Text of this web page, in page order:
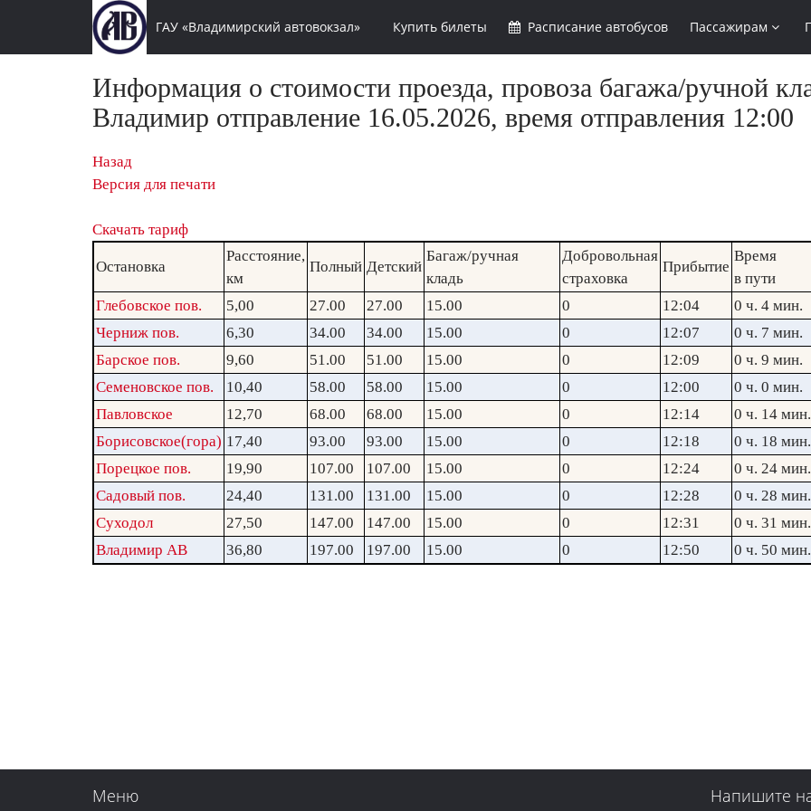
ГАУ «Владимирский автовокзал» Купить билеты Расписание автобусов Пассажирам
Информация о стоимости проезда, провоза багажа/ручной
Владимир отправление 16.05.2026, время отправления 12:00
Назад
Версия для печати
Скачать тариф
Остановка
Расстояние,
км
Полный Детский
Багаж/ручная
кладь
Добровольная
страховка
Прибытие
Время
в пути
Глебовское пов.
5,00 27.00 27.00 15.00 0 12:04
0 ч. 4 мин.
Черниж пов.
6,30 34.00 34.00 15.00 0 12:07
0 ч. 7 мин.
Барское пов.
9,60 51.00 51.00 15.00 0 12:09
0 ч. 9 мин.
Семеновское пов.
10,40 58.00 58.00 15.00 0 12:00
0 ч. 0 мин.
Павловское
12,70 68.00 68.00 15.00 0 12:14
0 ч. 14 мин.
Борисовское(гора) 17,40 93.00 93.00 15.00 0 12:18
0 ч. 18 мин.
Порецкое пов.
19,90 107.00 107.00 15.00 0 12:24
0 ч. 24 мин.
Садовый пов.
24,40 131.00 131.00 15.00 0 12:28
0 ч. 28 мин.
Суходол
27,50 147.00 147.00 15.00 0 12:31
0 ч. 31 мин.
Владимир АВ
36,80 197.00 197.00 15.00 0 12:50 0 ч. 50 мин.
Меню Напишите